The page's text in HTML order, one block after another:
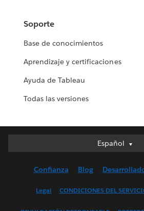
Soporte
Base de conocimientos
Aprendizaje y certificaciones
Ayuda de Tableau
Todas las versiones
Español
Español
English (UK)
Confianza Blog
Legal CONDICIONES DEL